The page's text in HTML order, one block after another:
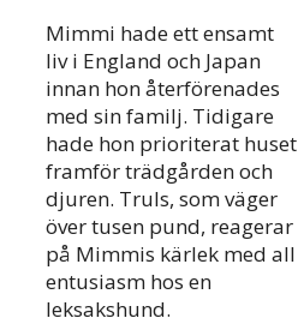
Mimmi hade ett ensamt
liv i England och Japan
innan hon återförenades
med sin familj. Tidigare
hade hon prioriterat huset
framför trädgården och
djuren. Truls, som väger
över tusen pund, reagerar
på Mimmis kärlek med all
entusiasm hos en
leksakshund.